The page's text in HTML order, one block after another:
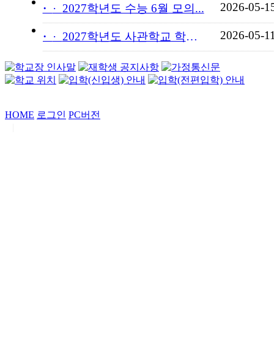
· 2027학년도 수능 6월 모의... 2026-05-
· 2027학년도 사관학교 학교장... 2026-05-
HOME 로그인 PC버전